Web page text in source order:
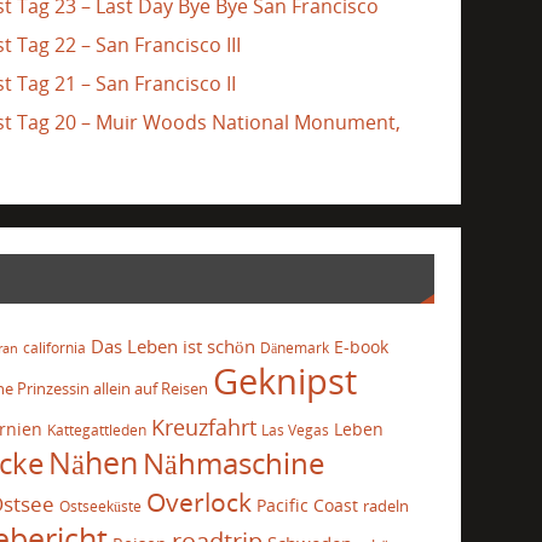
Tag 23 – Last Day Bye Bye San Francisco
Tag 22 – San Francisco III
Tag 21 – San Francisco II
Tag 20 – Muir Woods National Monument,
california Das Leben ist schön Dänemark E-book
Prinzessin allein auf Reisen Geknipst
Kattegattleden Kreuzfahrt Las Vegas Leben
Nähen Nähmaschine
Ostseeküste Overlock Pacific Coast radeln